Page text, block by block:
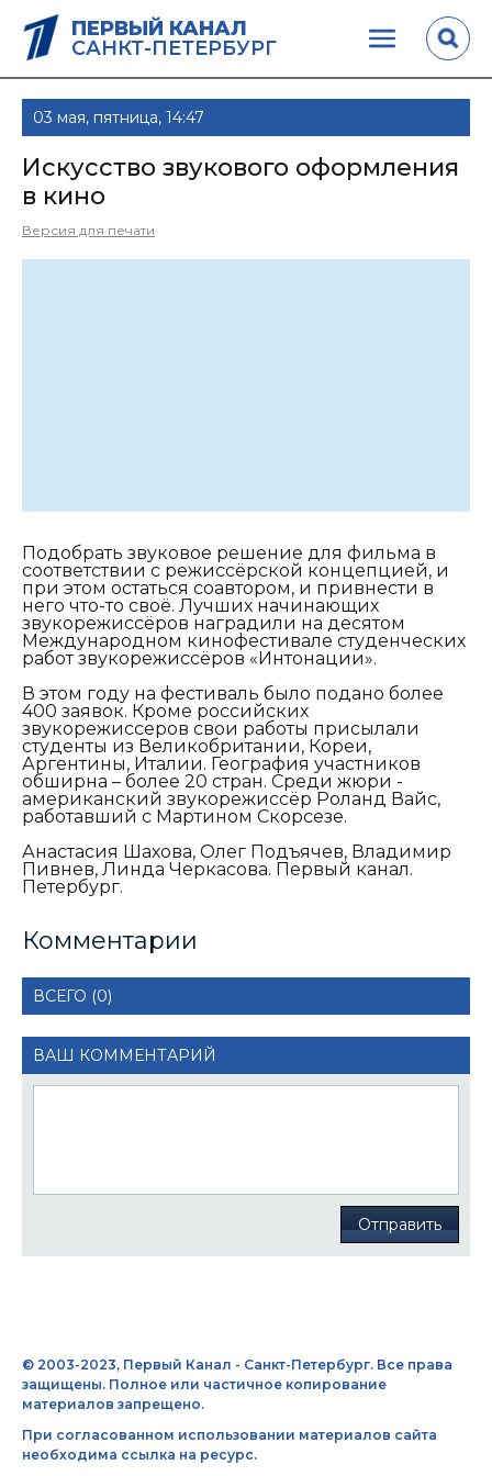
ПЕРВЫЙ КАНАЛ
САНКТ-ПЕТЕРБУРГ
03 мая, пятница, 14:47
Искусство звукового оформления
в кино
Версия для печати
Подобрать звуковое решение для фильма в
соответствии с режиссёрской концепцией, и
при этом остаться соавтором, и привнести в
него что-то своё. Лучших начинающих
звукорежиссёров наградили на десятом
Международном кинофестивале студенческих
работ звукорежиссёров «Интонации».
В этом году на фестиваль было подано более
400 заявок. Кроме российских
звукорежиссеров свои работы присылали
студенты из Великобритании, Кореи,
Аргентины, Италии. География участников
обширна – более 20 стран. Среди жюри -
американский звукорежиссёр Роланд Вайс,
работавший с Мартином Скорсезе.
Анастасия Шахова, Олег Подъячев, Владимир
Пивнев, Линда Черкасова. Первый канал.
Петербург.
Комментарии
ВСЕГО (0)
ВАШ КОММЕНТАРИЙ
Отправить
© 2003-2023, Первый Канал - Санкт-Петербург. Все права
защищены. Полное или частичное копирование
материалов запрещено.
При согласованном использовании материалов сайта
необходима ссылка на ресурс.